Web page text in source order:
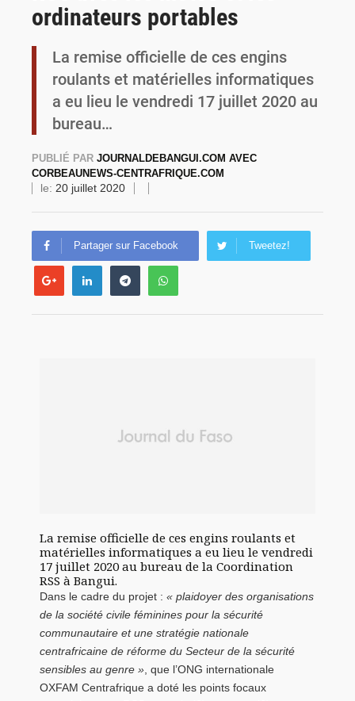
ordinateurs portables
La remise officielle de ces engins
roulants et matérielles informatiques
a eu lieu le vendredi 17 juillet 2020 au
bureau…
PUBLIÉ PAR JOURNALDEBANGUI.COM AVEC
CORBEAUNEWS-CENTRAFRIQUE.COM
le: 20 juillet 2020
Partager sur Facebook Tweetez!
La remise officielle de ces engins roulants et
matérielles informatiques a eu lieu le vendredi
17 juillet 2020 au bureau de la Coordination
RSS à Bangui.
Dans le cadre du projet : « plaidoyer des organisations
de la société civile féminines pour la sécurité
communautaire et une stratégie nationale
centrafricaine de réforme du Secteur de la sécurité
sensibles au genre » , que l’ONG internationale
OXFAM Centrafrique a doté les points focaux